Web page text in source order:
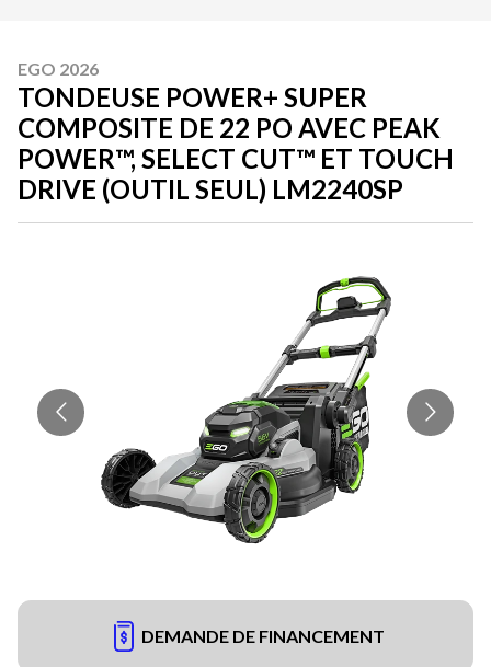
EGO 2026
TONDEUSE POWER+ SUPER
COMPOSITE DE 22 PO AVEC PEAK
POWER™, SELECT CUT™ ET TOUCH
DRIVE (OUTIL SEUL) LM2240SP
DEMANDE DE FINANCEMENT